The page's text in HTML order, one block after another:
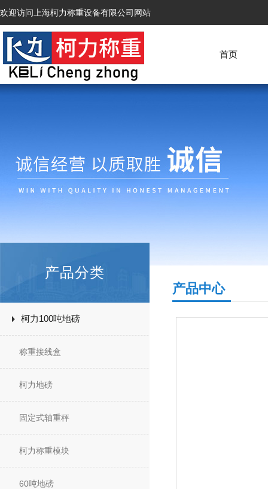
欢迎访问上海柯力称重设备有限公司网站
首页
产品分类
柯力100吨地磅
称重接线盒
柯力地磅
固定式轴重秤
柯力称重模块
60吨地磅
产品中心